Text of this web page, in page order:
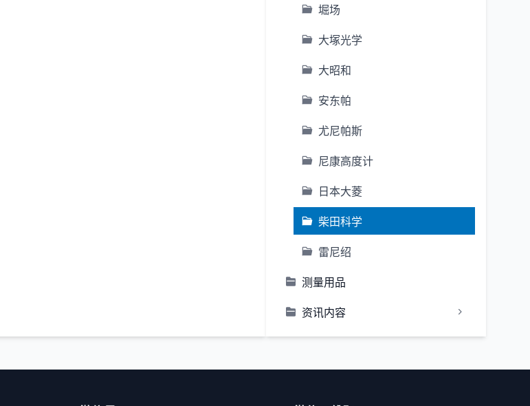
堀场
大塚光学
大昭和
安东帕
尤尼帕斯
尼康高度计
日本大菱
柴田科学
雷尼绍
测量用品
资讯内容